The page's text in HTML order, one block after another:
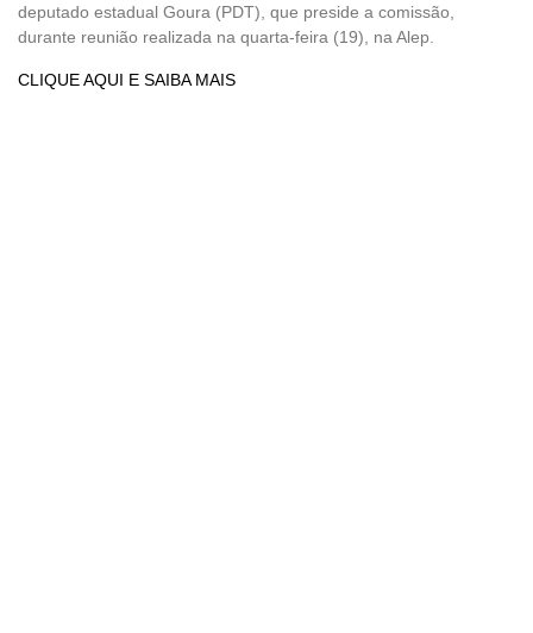
deputado estadual Goura (PDT), que preside a comissão,
durante reunião realizada na quarta-feira (19), na Alep.
CLIQUE AQUI E SAIBA MAIS